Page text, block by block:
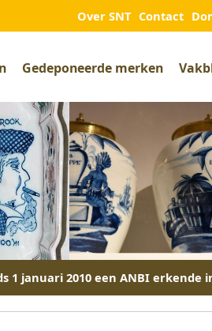
Over SNT Contact
Gedeponeerde merken
1 januari 2010 een ANBI erkende